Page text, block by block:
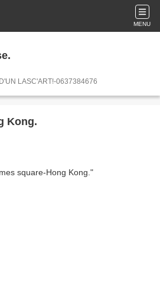
MENU
LASC'ART!-0637384676
Kong.